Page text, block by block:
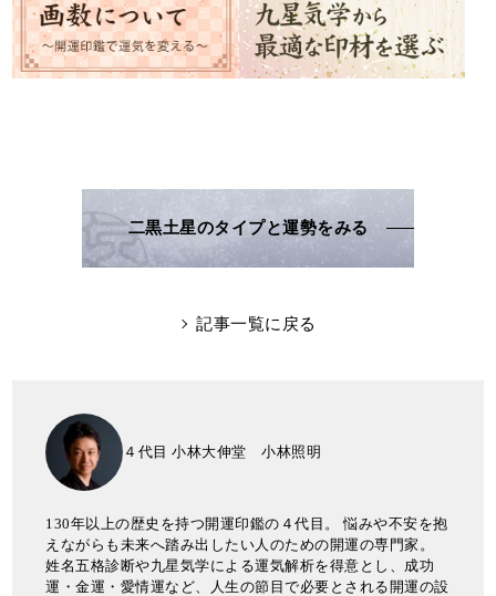
二黒土星のタイプと運勢をみる
記事一覧に戻る
４代目 小林大伸堂 小林照明
130年以上の歴史を持つ開運印鑑の４代目。 悩みや不安を抱
えながらも未来へ踏み出したい人のための開運の専門家。
姓名五格診断や九星気学による運気解析を得意とし、成功
運・金運・愛情運など、人生の節目で必要とされる開運の設